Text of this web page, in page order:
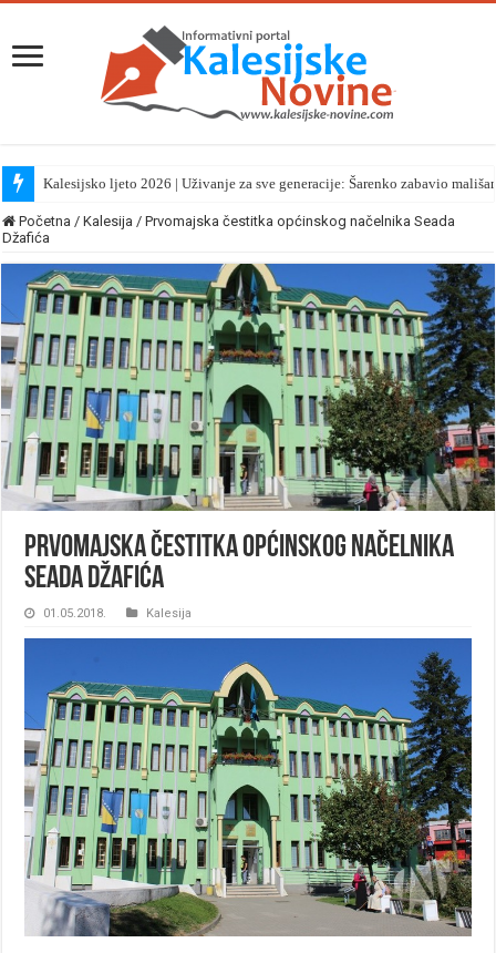
Kalesijsko ljeto 2026 | Uživanje za sve generacije: Šarenko zabavio
Početna / Kalesija / Prvomajska čestitka općinskog načelnika Seada
Džafića
Prvomajska čestitka općinskog načelnika
Seada Džafića
01.05.2018. Kalesija